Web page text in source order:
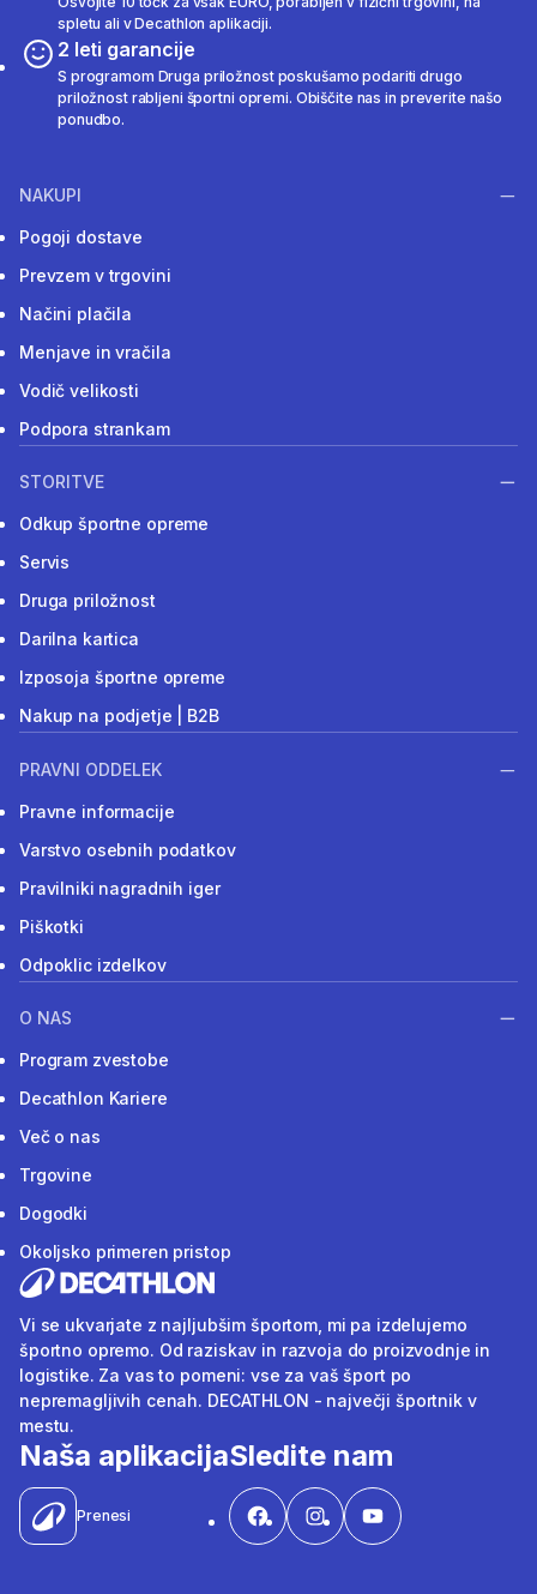
spletu ali v Decathlon aplikaciji.
2 leti garancije
S programom Druga priložnost poskušamo podariti drugo
priložnost rabljeni športni opremi. Obiščite nas in preverite našo
ponudbo.
NAKUPI
Pogoji dostave
Prevzem v trgovini
Načini plačila
Menjave in vračila
Vodič velikosti
Podpora strankam
STORITVE
Odkup športne opreme
Servis
Druga priložnost
Darilna kartica
Izposoja športne opreme
Nakup na podjetje | B2B
PRAVNI ODDELEK
Pravne informacije
Varstvo osebnih podatkov
Pravilniki nagradnih iger
Piškotki
Odpoklic izdelkov
O NAS
Program zvestobe
Decathlon Kariere
Več o nas
Trgovine
Dogodki
Okoljsko primeren pristop
Vi se ukvarjate z najljubšim športom, mi pa izdelujemo
športno opremo. Od raziskav in razvoja do proizvodnje in
logistike. Za vas to pomeni: vse za vaš šport po
nepremagljivih cenah. DECATHLON - največji športnik v
mestu.
Naša aplikacija
Prenesi
Sledite nam